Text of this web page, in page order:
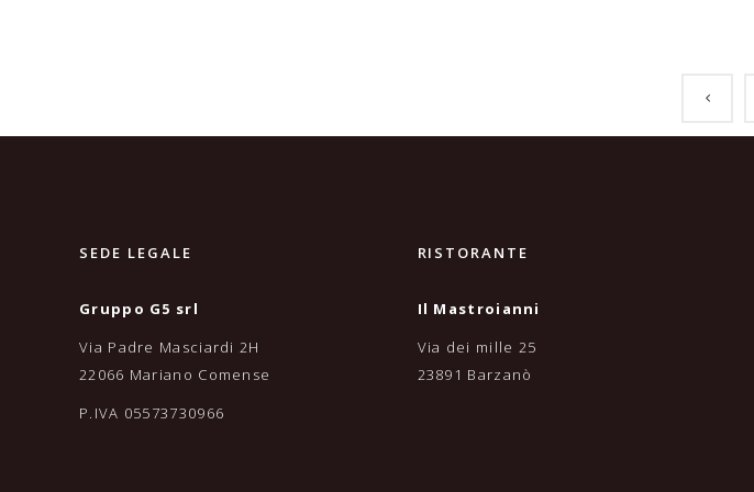
SEDE LEGALE
Gruppo G5 srl
Via Padre Masciardi 2H
22066 Mariano Comense
P.IVA 05573730966
RISTORANTE
Il Mastroianni
Via dei mille 25
23891 Barzanò